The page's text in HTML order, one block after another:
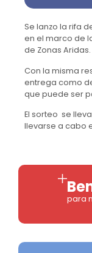
Se lanzo la rifa
en el marco de
de Zonas Aridas.
Con la misma
entrega como
que puede ser
El sorteo se
llevarse a cabo
para